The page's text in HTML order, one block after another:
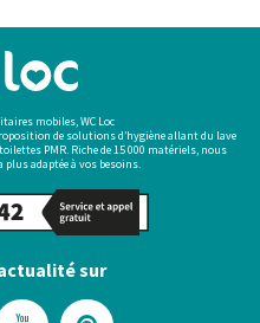
mobiles, WC Loc
de solutions d’hygiène allant du lave
PMR. Riche de 15 000 matériels, nous
adaptée à vos besoins.
sur